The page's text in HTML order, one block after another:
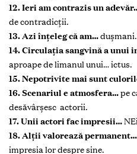
12. Ieri am contrazis un
de contradicţii.
13. Azi înţeleg că am…
14. Circulaţia sangvină a unui
aproape de limanul unui… ictus.
15. Nepotrivite mai sunt
16. Scenariul e atmosfera…pe
desăvârşesc actorii.
17. Unii actori fac impresii…
18. Alţii valorează permanent…
impresia lor despre sine.